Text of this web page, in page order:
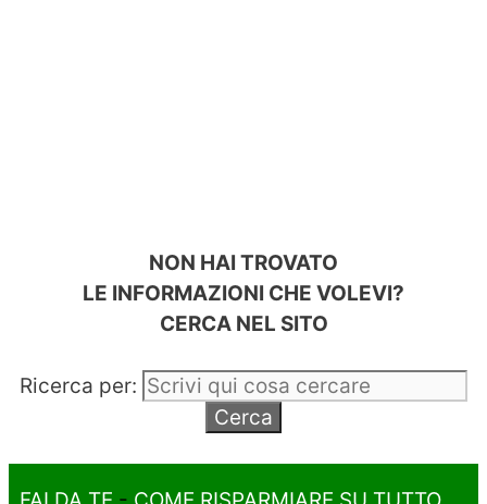
NON HAI TROVATO
LE INFORMAZIONI CHE VOLEVI?
CERCA NEL SITO
Ricerca per: